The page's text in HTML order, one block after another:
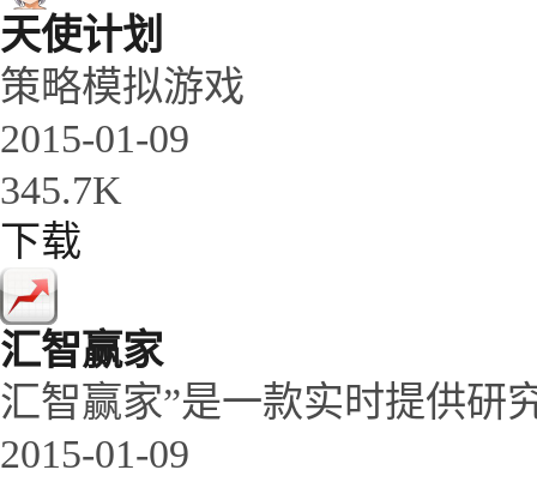
天使计划
策略模拟游戏
2015-01-09
345.7K
下载
汇智赢家
汇智赢家”是一款实时提供研
2015-01-09